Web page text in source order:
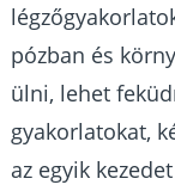
pózban és
ülni, lehet
gyakorlatokat,
az egyik